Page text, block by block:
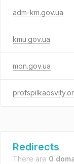
adm-km.gov.ua
kmu.gov.ua
mon.gov.ua
Redirects
There are 0